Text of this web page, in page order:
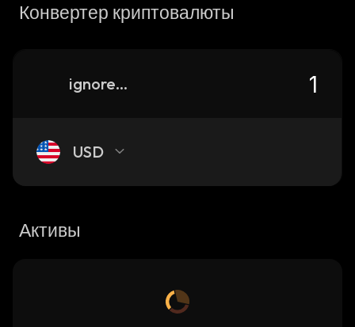
Конвертер криптовалюты
ignore-fud
USD
Активы